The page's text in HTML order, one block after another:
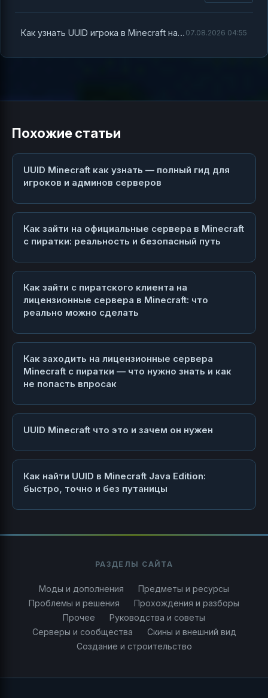
Как узнать UUID игрока в Minecraft на пиратке — полный гид с примерами и советами 07.08.2026 04:55
Похожие статьи
UUID Minecraft как узнать — полный гид для
игроков и админов серверов
Как зайти на официальные сервера в Minecraft
с пиратки: реальность и безопасный путь
Как зайти с пиратского клиента на
лицензионные сервера в Minecraft: что
реально можно сделать
Как заходить на лицензионные сервера
Minecraft с пиратки — что нужно знать и как
не попасть впросак
UUID Minecraft что это и зачем он нужен
Как найти UUID в Minecraft Java Edition:
быстро, точно и без путаницы
РАЗДЕЛЫ САЙТА
Моды и дополнения
Предметы и ресурсы
Проблемы и решения
Прохождения и разборы
Прочее
Руководства и советы
Серверы и сообщества
Скины и внешний вид
Создание и строительство